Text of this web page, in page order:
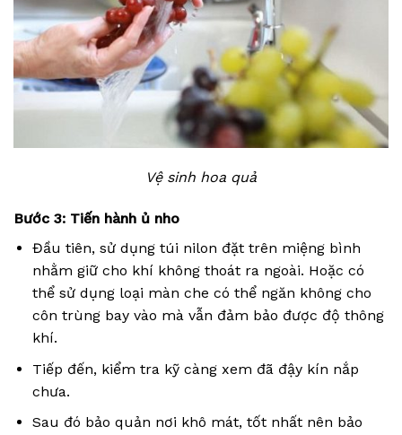
Vệ sinh hoa quả
Bước 3: Tiến hành ủ nho
Đầu tiên, sử dụng túi nilon đặt trên miệng bình
nhằm giữ cho khí không thoát ra ngoài. Hoặc có
thể sử dụng loại màn che có thể ngăn không cho
côn trùng bay vào mà vẫn đảm bảo được độ thông
khí.
Tiếp đến, kiểm tra kỹ càng xem đã đậy kín nắp
chưa.
Sau đó bảo quản nơi khô mát, tốt nhất nên bảo